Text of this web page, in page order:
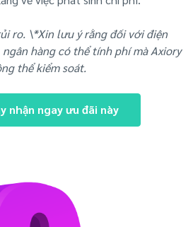
ro. \*Xin lưu ý rằng đối với điện
hàng có thể tính phí mà Axiory
thể kiểm soát.
nhận ngay ưu đãi này